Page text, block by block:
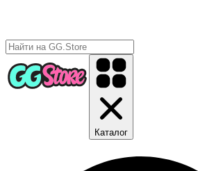
Каталог